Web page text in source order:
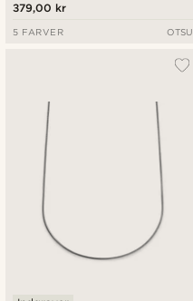
379,00 kr
5 FARVER OTSU